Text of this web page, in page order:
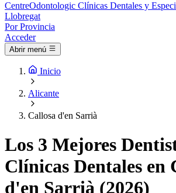
CentreOdontologic Clínicas Dentales y
Llobregat
Por Provincia
Acceder
Abrir menú
Inicio
Alicante
Callosa d'en Sarrià
Los 3 Mejores
Clínicas Dentales en
d'en Sarrià (2026)